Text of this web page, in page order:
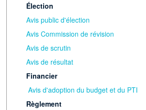
Élection
Avis public d'élection
Avis Commission de révision
Avis de scrutin
Avis de résultat
Financier
Avis d'adoption du budget et du PTI
Règlement